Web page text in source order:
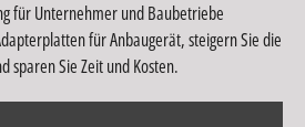
für Unternehmer und Baubetriebe
für Anbaugerät, steigern Sie die
sparen Sie Zeit und Kosten.